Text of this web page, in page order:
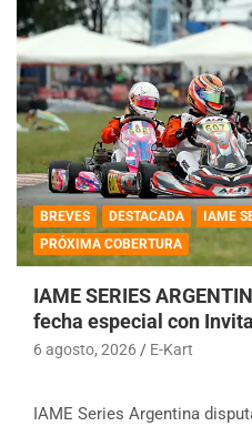
BREVES DESTACADA
IAME
PRÓXIMA COBERTURA
IAME SERIES
fecha especial con
6 agosto, 2026 E-Kart
IAME Series Argentina